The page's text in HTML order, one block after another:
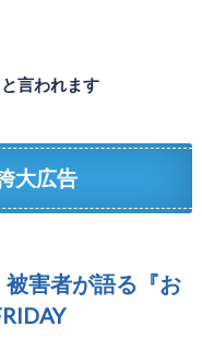
言われます
大広告
被害者が語る『お